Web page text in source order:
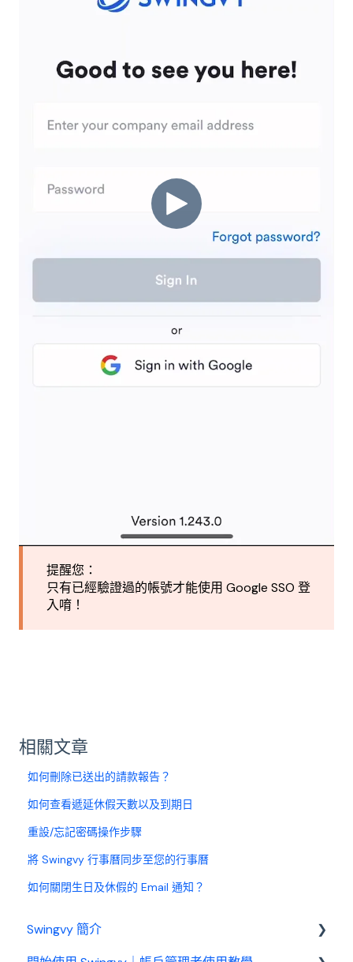
提醒您：
只有已經驗證過的帳號才能使用 Google SSO 登
入唷！
相關文章
如何刪除已送出的請款報告？
如何查看遞延休假天數以及到期日
重設/忘記密碼操作步驟
將 Swingvy 行事曆同步至您的行事曆
如何關閉生日及休假的 Email 通知？
Swingvy 簡介